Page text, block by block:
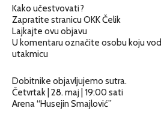
Kako učestvovati?
Zapratite stranicu OKK Čelik
Lajkajte ovu objavu
U komentaru označite osobu koju
utakmicu
Dobitnike objavljujemo sutra.
Četvrtak | 28. maj | 19:00 sati
Arena “Husejin Smajlović”